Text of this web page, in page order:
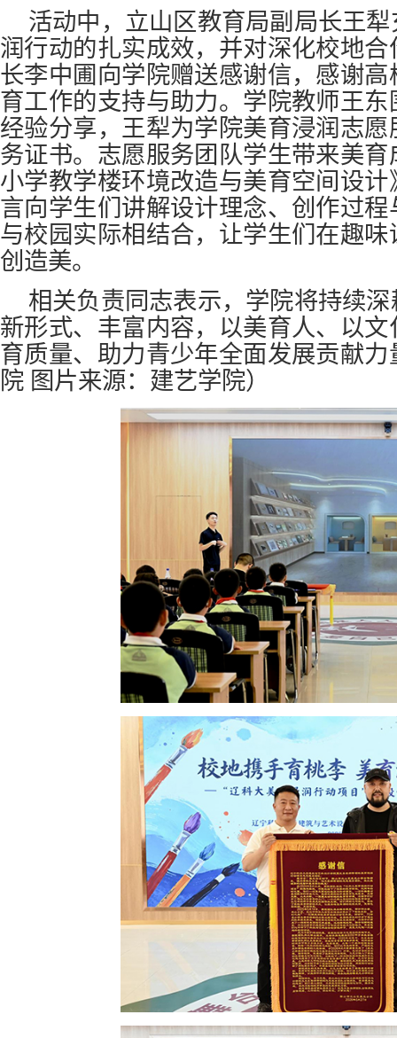
活动中，立山区教育局副局长王
润行动的扎实成效，并对深化校地
长李中圃向学院赠送感谢信，感谢
育工作的支持与助力。学院教师王
经验分享，王犁为学院美育浸润志
务证书。志愿服务团队学生带来美
小学教学楼环境改造与美育空间设
言向学生们讲解设计理念、创作过
与校园实际相结合，让学生们在趣
创造美。
相关负责同志表示，学院将持续
新形式、丰富内容，以美育人、以
育质量、助力青少年全面发展贡献力
院 图片来源：建艺学院）